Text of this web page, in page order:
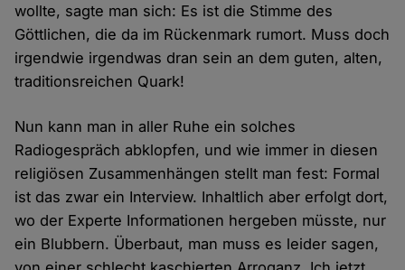
wollte, sagte man sich: Es ist die Stimme des
Göttlichen, die da im Rückenmark rumort. Muss doch
irgendwie irgendwas dran sein an dem guten, alten,
traditionsreichen Quark!
Nun kann man in aller Ruhe ein solches
Radiogespräch abklopfen, und wie immer in diesen
religiösen Zusammenhängen stellt man fest: Formal
ist das zwar ein Interview. Inhaltlich aber erfolgt dort,
wo der Experte Informationen hergeben müsste, nur
ein Blubbern. Überbaut, man muss es leider sagen,